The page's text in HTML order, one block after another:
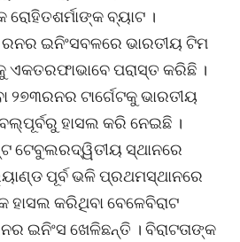
ବ୍ୟାଟ ।
ଇନିଂସବଳରେ ଭାରତୀୟ ଟିମ
ଏକତରଫାଭାବେ ପରାସ୍ତ କରିଛି ।
୨୭୩ରନର ଟାର୍ଗେଟକୁ ଭାରତୀୟ
ହାସଲ କରି ନେଇଛି ।
ଟେବୁଲରଦ୍ୱିତୀୟ ସ୍ଥାନରେ
ପୂର୍ବ ଭଳି ପ୍ରଥମସ୍ଥାନରେ
ହାସଲ କରିଥିବା ବେଳେବିରାଟ
ଇନିଂସ ଖେଳିଛନ୍ତି । ବିରାଟତାଙ୍କ